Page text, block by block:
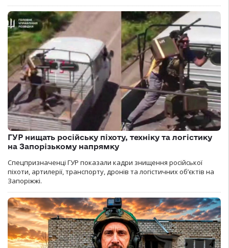
ГУР нищать російську піхоту, техніку та логістику
на Запорізькому напрямку
Спецпризначенці ГУР показали кадри знищення російської
піхоти, артилерії, транспорту, дронів та логістичних об’єктів на
Запоріжжі.